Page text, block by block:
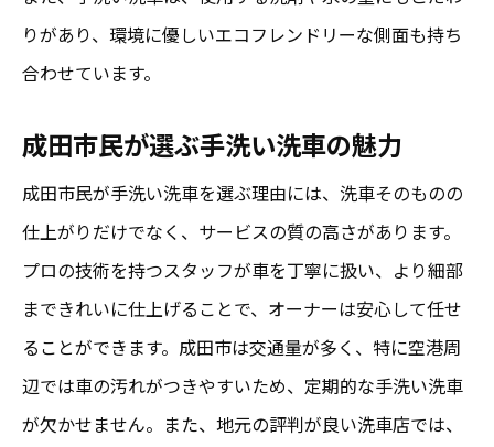
りがあり、環境に優しいエコフレンドリーな側面も持ち
合わせています。
成田市民が選ぶ手洗い洗車の魅力
成田市民が手洗い洗車を選ぶ理由には、洗車そのものの
仕上がりだけでなく、サービスの質の高さがあります。
プロの技術を持つスタッフが車を丁寧に扱い、より細部
まできれいに仕上げることで、オーナーは安心して任せ
ることができます。成田市は交通量が多く、特に空港周
辺では車の汚れがつきやすいため、定期的な手洗い洗車
が欠かせません。また、地元の評判が良い洗車店では、